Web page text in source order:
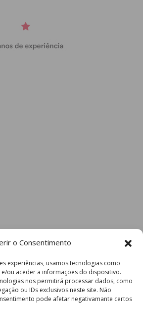
o Consentimento
experiências, usamos tecnologias como
ou aceder a informações do dispositivo.
nos permitirá processar dados, como
ou IDs exclusivos neste site. Não
pode afetar negativamante certos